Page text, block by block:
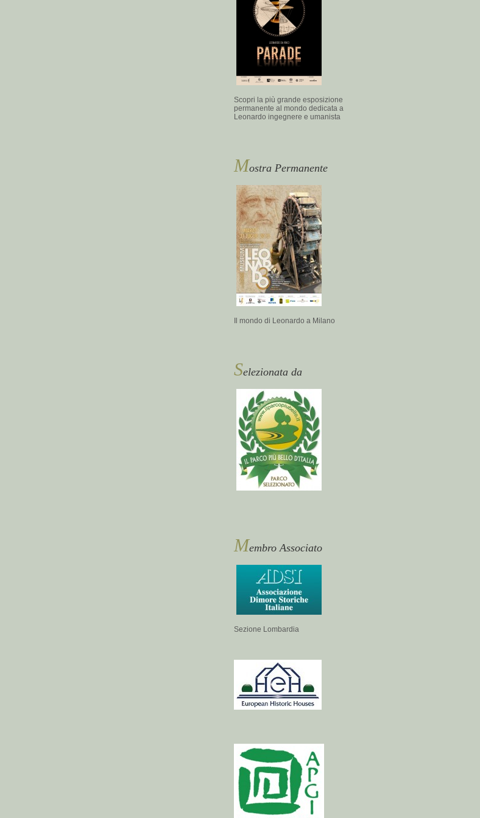
Scopri la più grande esposizione
permanente al mondo dedicata a
Leonardo ingegnere e umanista
Mostra Permanente
Il mondo di Leonardo a Milano
Selezionata da
Membro Associato
Sezione Lombardia